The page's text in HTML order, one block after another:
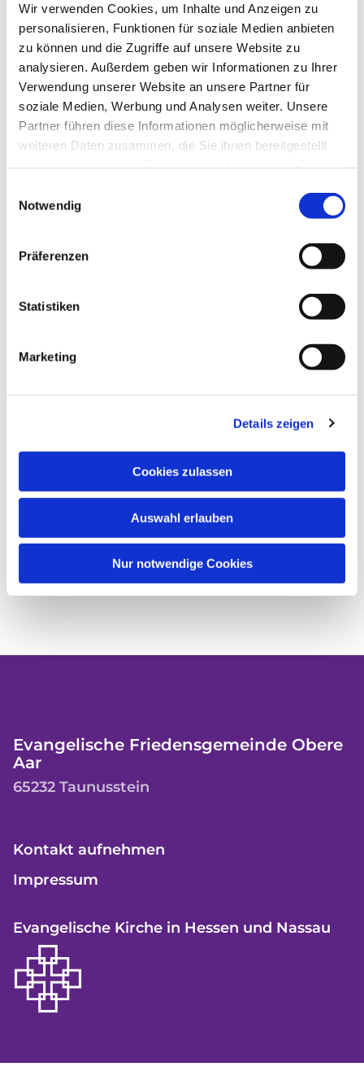
Wir verwenden Cookies, um Inhalte und Anzeigen zu
personalisieren, Funktionen für soziale Medien anbieten
zu können und die Zugriffe auf unsere Website zu
analysieren. Außerdem geben wir Informationen zu Ihrer
Verwendung unserer Website an unsere Partner für
soziale Medien, Werbung und Analysen weiter. Unsere
Partner führen diese Informationen möglicherweise mit
weiteren Daten zusammen, die Sie ihnen bereitgestellt
Notwendig
Präferenzen
Statistiken
Marketing
Details zeigen
Cookies zulassen
Auswahl erlauben
Nur notwendige Cookies
Evangelische Friedensgemeinde Obere
Aar
65232 Taunusstein
Kontakt aufnehmen
Impressum
Evangelische Kirche in Hessen und Nassau